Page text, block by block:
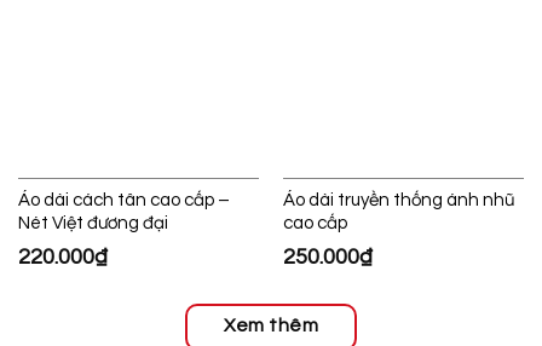
Áo dài cách tân cao cấp –
Nét Việt đương đại
220.000₫
Áo dài truyền thống ánh nhũ
cao cấp
250.000₫
Xem thêm